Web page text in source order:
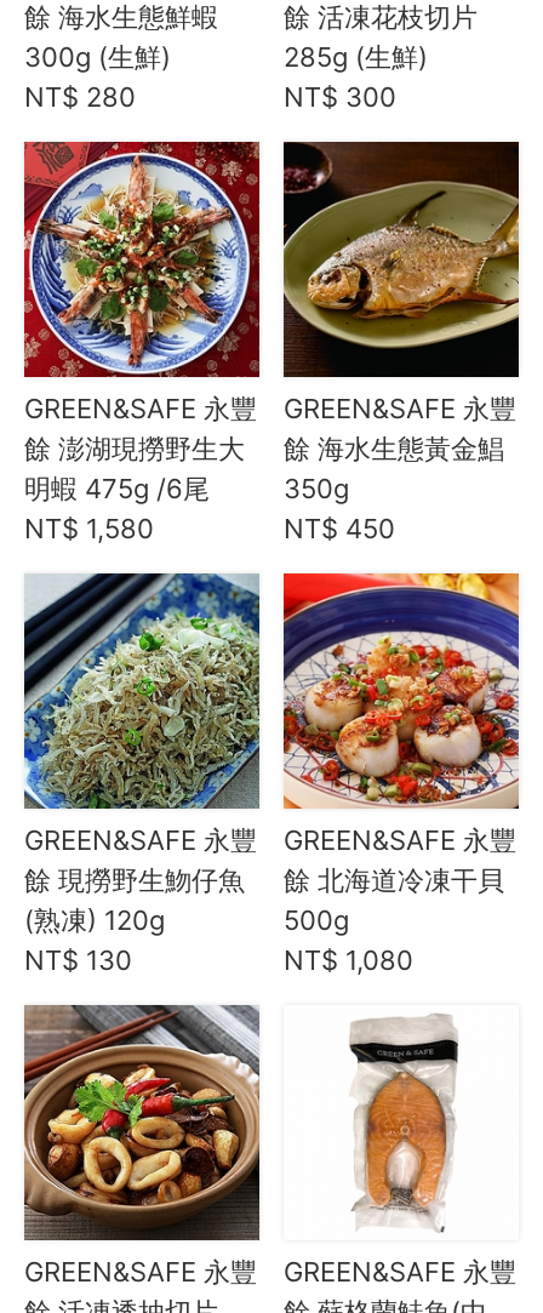
餘 海水生態鮮蝦
300g (生鮮)
NT$ 280
餘 活凍花枝切片
285g (生鮮)
NT$ 300
GREEN&SAFE 永豐
餘 澎湖現撈野生大
明蝦 475g /6尾
NT$ 1,580
GREEN&SAFE 永豐
餘 海水生態黃金鯧
350g
NT$ 450
GREEN&SAFE 永豐
餘 現撈野生魩仔魚
(熟凍) 120g
NT$ 130
GREEN&SAFE 永豐
餘 北海道冷凍干貝
500g
NT$ 1,080
GREEN&SAFE 永豐
GREEN&SAFE 永豐